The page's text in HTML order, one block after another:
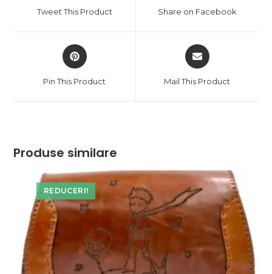
new
Tweet This Product
new
Share on Facebook
Opens
in
new
Pin This Product
Opens
in
new
Mail This Product
Produse similare
REDUCERI!